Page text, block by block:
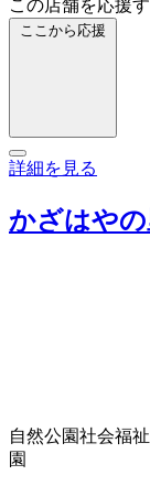
この店舗を応援す
ここから応援
詳細を見る
かざはやの
自然公園社会福
園